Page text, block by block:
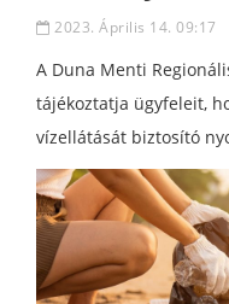
2023. Április 14. 09:17
A Duna Menti
tájékoztatja ügyfeleit,
vízellátását biztosító